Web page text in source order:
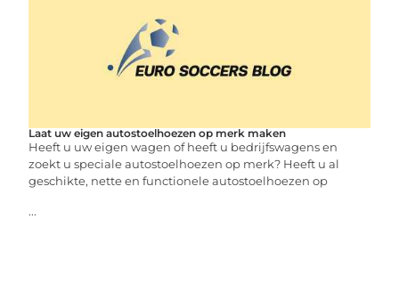
Laat uw eigen autostoelhoezen op merk maken
Heeft u uw eigen wagen of heeft u bedrijfswagens en
zoekt u speciale autostoelhoezen op merk? Heeft u al
geschikte, nette en functionele autostoelhoezen op
...